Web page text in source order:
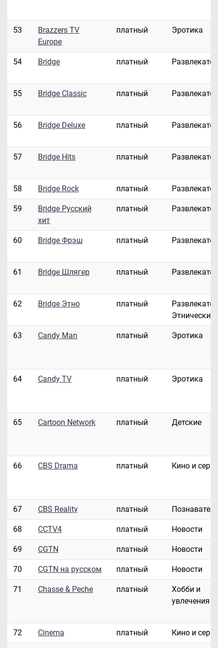
53
Brazzers TV
Europe
платный Эротика
54 Bridge платный
55 Bridge Classic платный
56 Bridge Deluxe платный
57 Bridge Hits платный
58 Bridge Rock платный
59
Bridge Русский
хит
платный
60 Bridge Фрэш платный
61 Bridge Шлягер платный
62 Bridge Этно платный
Этнические
63 Candy Man платный Эротика
64 Candy TV платный Эротика
65 Cartoon Network платный Детские
66 CBS Drama платный Кино и
67 CBS Reality платный
68 CCTV4 платный Новости
69 CGTN платный Новости
70 CGTN на русском платный Новости
71 Chasse & Peche платный
Хобби и
увлечения
72 Cinema платный Кино и